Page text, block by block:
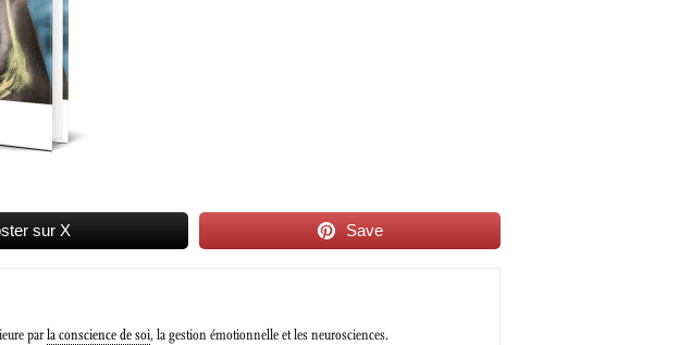
sur X Save
parla conscience de soi, la gestion émotionnelle et les neurosciences.